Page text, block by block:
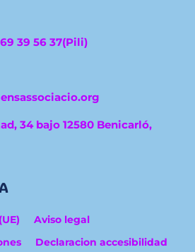
39 56 37(Pili)
34 bajo 12580 Benicarló,
Aviso legal
Declaracion accesibilidad